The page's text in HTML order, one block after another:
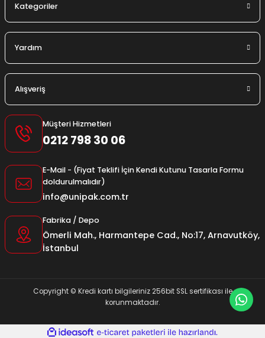
Kategoriler
Yardım
Alışveriş
Müşteri Hizmetleri
0212 798 30 06
E-Mail - (Fiyat Teklifi İçin Kendi Kutunu Tasarla Formu
doldurulmalıdır)
info@unipak.com.tr
Fabrika / Depo
Ömerli Mah., Harmantepe Cad., No:17, Arnavutköy,
İstanbul
Copyright © Kredi kartı bilgileriniz 256bit SSL sertifikası ile
korunmaktadır.
ideasoft e-